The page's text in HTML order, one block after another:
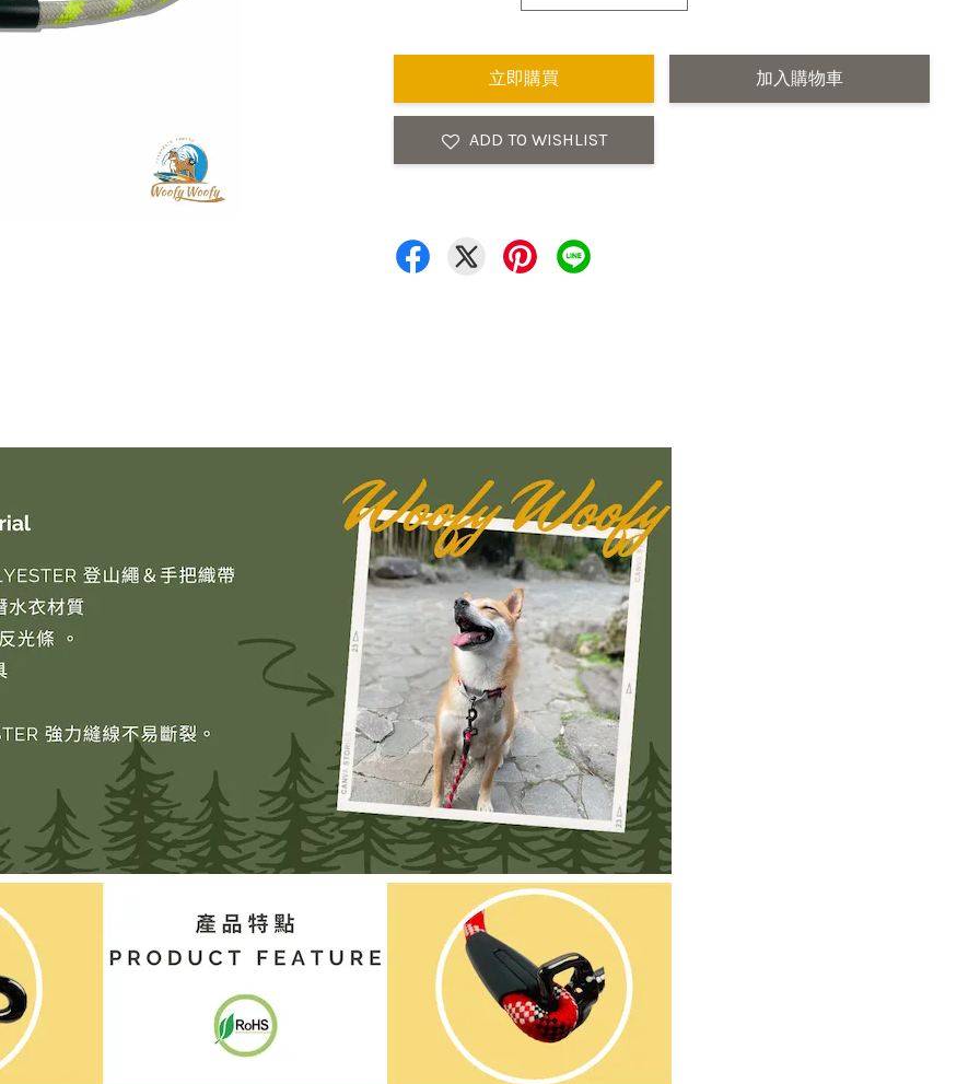
立即購買 加入購物車
ADD TO WISHLIST